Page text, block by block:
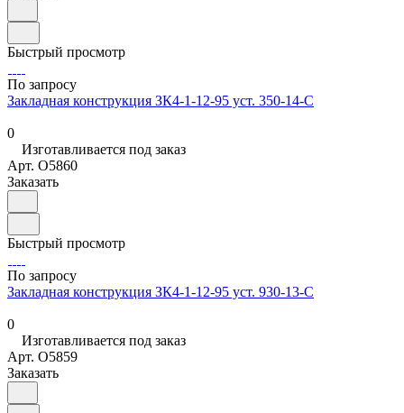
Быстрый просмотр
По запросу
Закладная конструкция ЗК4-1-12-95 уст. 350-14-С
0
Изготавливается под заказ
Арт. O5860
Заказать
Быстрый просмотр
По запросу
Закладная конструкция ЗК4-1-12-95 уст. 930-13-С
0
Изготавливается под заказ
Арт. O5859
Заказать